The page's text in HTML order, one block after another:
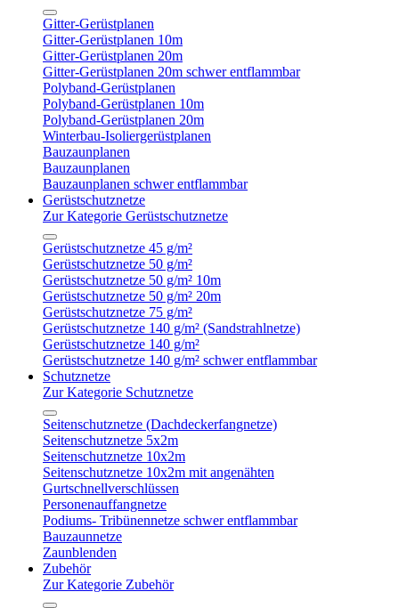
Gitter-Gerüstplanen
Gitter-Gerüstplanen 10m
Gitter-Gerüstplanen 20m
Gitter-Gerüstplanen 20m schwer entflammbar
Polyband-Gerüstplanen
Polyband-Gerüstplanen 10m
Polyband-Gerüstplanen 20m
Winterbau-Isoliergerüstplanen
Bauzaunplanen
Bauzaunplanen
Bauzaunplanen schwer entflammbar
Gerüstschutznetze
Zur Kategorie Gerüstschutznetze
Gerüstschutznetze 45 g/m²
Gerüstschutznetze 50 g/m²
Gerüstschutznetze 50 g/m² 10m
Gerüstschutznetze 50 g/m² 20m
Gerüstschutznetze 75 g/m²
Gerüstschutznetze 140 g/m² (Sandstrahlnetze)
Gerüstschutznetze 140 g/m²
Gerüstschutznetze 140 g/m² schwer entflammbar
Schutznetze
Zur Kategorie Schutznetze
Seitenschutznetze (Dachdeckerfangnetze)
Seitenschutznetze 5x2m
Seitenschutznetze 10x2m
Seitenschutznetze 10x2m mit angenähten
Gurtschnellverschlüssen
Personenauffangnetze
Podiums- Tribünennetze schwer entflammbar
Bauzaunnetze
Zaunblenden
Zubehör
Zur Kategorie Zubehör